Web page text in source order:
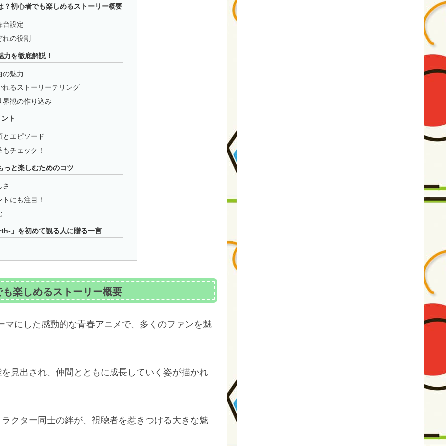
初心者でも楽しめるストーリー概要
台設定
れの役割
を徹底解説！
の魅力
るストーリーテリング
界観の作り込み
ト
とエピソード
チェック！
と楽しむためのコツ
さ
にも注目！
」を初めて観る人に贈る一言
楽しめるストーリー概要
にした感動的な青春アニメで、多くのファンを魅
見出され、仲間とともに成長していく姿が描かれ
クター同士の絆が、視聴者を惹きつける大きな魅